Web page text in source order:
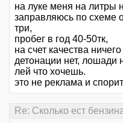
на луке меня на литры
заправляюсь по схеме
три,
пробег в год 40-50тк,
на счет качества
детонации нет, лошади
лей что хочешь.
это не реклама и
Re: Сколько ест